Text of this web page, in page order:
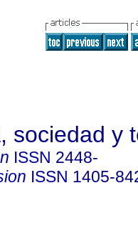
sociedad y
ISSN 2448-
ISSN 1405-